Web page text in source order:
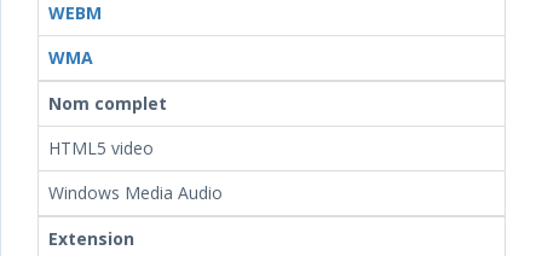
WEBM
WMA
Nom complet
HTML5 video
Windows Media Audio
Extension